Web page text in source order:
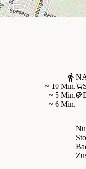
~ 10 Min.
~ 5 Min.
~ 6 Min.